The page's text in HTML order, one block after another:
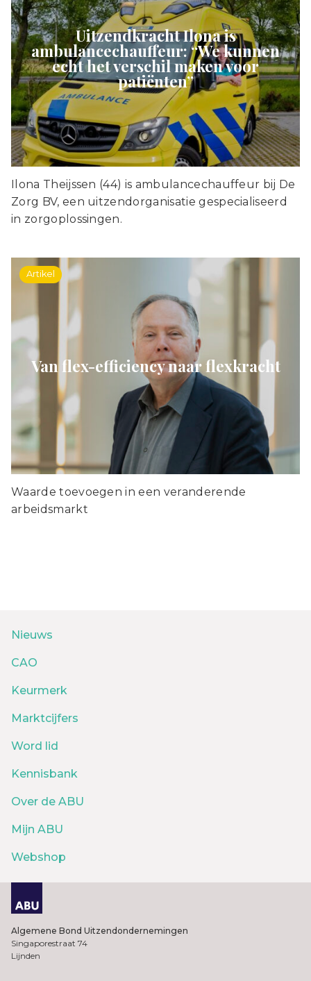
Uitzendkracht Ilona is
ambulancechauffeur: “We kunnen
echt het verschil maken voor
patiënten”
Ilona Theijssen (44) is ambulancechauffeur bij De
Zorg BV, een uitzendorganisatie gespecialiseerd
in zorgoplossingen.
Artikel
Van flex-efficiency naar flexkracht
Waarde toevoegen in een veranderende
arbeidsmarkt
Nieuws
CAO
Keurmerk
Marktcijfers
Word lid
Kennisbank
Over de ABU
Mijn ABU
Webshop
Algemene Bond Uitzendondernemingen
Singaporestraat 74
Lijnden